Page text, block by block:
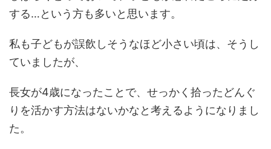
する…という方も多いと思います。
私も子どもが誤飲しそうなほど小さい頃は、そうし
ていましたが、
長女が4歳になったことで、せっかく拾ったどんぐ
りを活かす方法はないかなと考えるようになりまし
た。